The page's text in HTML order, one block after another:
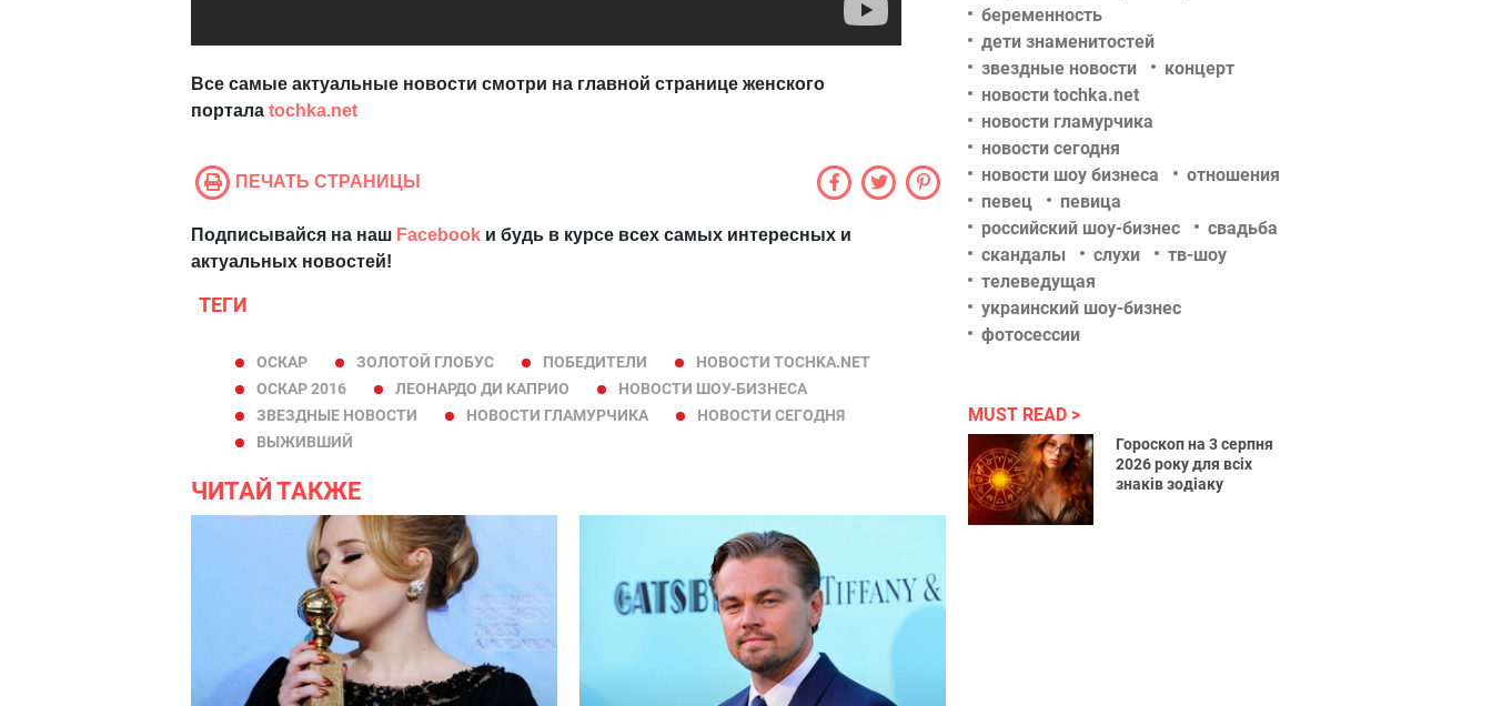
Все самые актуальные новости смотри на главной странице женского
портала tochka.net
ПЕЧАТЬ СТРАНИЦЫ
Подписывайся на наш Facebook и будь в курсе всех самых интересных и
актуальных новостей!
ТЕГИ
ОСКАР ЗОЛОТОЙ ГЛОБУС ПОБЕДИТЕЛИ
НОВОСТИ TOCHKA.NET
ОСКАР 2016
ЛЕОНАРДО ДИ КАПРИО
НОВОСТИ ШОУ-БИЗНЕСА
ЗВЕЗДНЫЕ НОВОСТИ
НОВОСТИ ГЛАМУРЧИКА
НОВОСТИ СЕГОДНЯ
ВЫЖИВШИЙ
ЧИТАЙ ТАКЖЕ
беременность
дети знаменитостей
звездные новости
концерт
новости tochka.net
новости гламурчика
новости сегодня
новости шоу бизнеса
отношения
певец
певица
российский шоу-бизнес
свадьба
скандалы
слухи
тв-шоу
телеведущая
украинский шоу-бизнес
фотосессии
MUST READ
Гороскоп на 3 серпня
2026 року для всіх
знаків зодіаку